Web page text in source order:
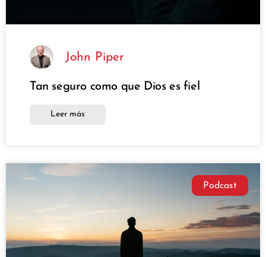
John Piper
Tan seguro como que Dios es fiel
Leer más
Podcast